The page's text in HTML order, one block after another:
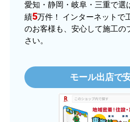
【注文商品】ヒーター
文時期】2025年11月頃（モ
【このショップを選んだ理由は
【注文からどのくらいで届きま
3日程で届きました。発送作業
【その他感想・コメント】
愛知・静岡・岐阜・三重で選
績5万件！ インターネットで
のお客様も、安心して施工の
さい。
モール出店で